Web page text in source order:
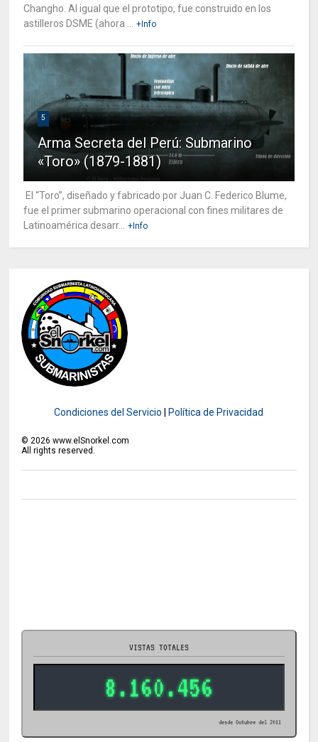
Changho. Al igual que el prototipo, fue construido en los
astilleros DSME (ahora ...
+Info
5
Arma Secreta del Perú: Submarino
«Toro» (1879-1881)
El “Toro”, diseñado y fabricado por Juan C. Federico Blume,
fue el primer submarino operacional con fines militares de
Latinoamérica desarr...
+Info
Condiciones del Servicio Política de Privacidad
©2026 www.elSnorkel.com
All rights reserved.
VISTAS TOTALES
8.160.456
desde Octubre del 2011